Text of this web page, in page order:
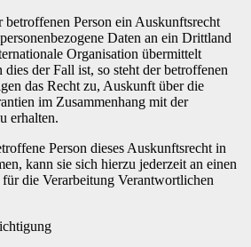
betroffenen Person ein Auskunftsrecht
Daten an ein Drittland
Organisation übermittelt
der Fall ist, so steht der betroffenen
das Recht zu, Auskunft über die
im Zusammenhang mit der
erhalten.
Person dieses Auskunftsrecht in
kann sie sich hierzu jederzeit an einen
die Verarbeitung Verantwortlichen